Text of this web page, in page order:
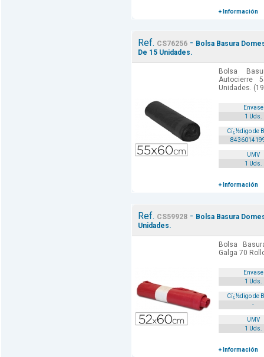
+ Información
Ref. CS76256- Bolsa Basura
De 15 Unidades.
Bolsa
Autocierre
Unidades.
Envase
1 Uds.
Cï¿½digo de
UMV
1 Uds.
+ Información
Ref. CS59928- Bolsa Basura
Unidades.
Bolsa
Galga 70
Envase
1 Uds.
Cï¿½digo de
-
UMV
1 Uds.
+ Información